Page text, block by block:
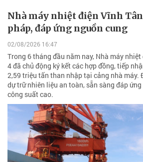
Nhà máy nhiệt điện Vĩnh
pháp, đáp ứng nguồn cung
02/08/2026 16:47
Trong 6 tháng đầu năm nay, Nhà máy
4 đã chủ động ký kết các hợp đồng, tiếp
2,59 triệu tấn than nhập tại cảng nhà máy.
dự trữ nhiên liệu an toàn, sẵn sàng đáp
công suất cao.